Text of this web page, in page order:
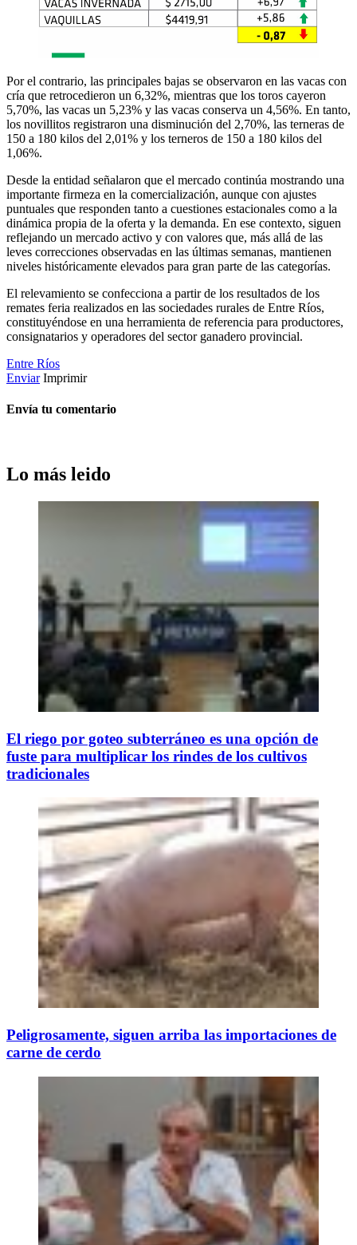
Por el contrario, las principales bajas se observaron en las vacas con
cría que retrocedieron un 6,32%, mientras que los toros cayeron
5,70%, las vacas un 5,23% y las vacas conserva un 4,56%. En tanto,
los novillitos registraron una disminución del 2,70%, las terneras de
150 a 180 kilos del 2,01% y los terneros de 150 a 180 kilos del
1,06%.
Desde la entidad señalaron que el mercado continúa mostrando una
importante firmeza en la comercialización, aunque con ajustes
puntuales que responden tanto a cuestiones estacionales como a la
dinámica propia de la oferta y la demanda. En ese contexto, siguen
reflejando un mercado activo y con valores que, más allá de las
leves correcciones observadas en las últimas semanas, mantienen
niveles históricamente elevados para gran parte de las categorías.
El relevamiento se confecciona a partir de los resultados de los
remates feria realizados en las sociedades rurales de Entre Ríos,
constituyéndose en una herramienta de referencia para productores,
consignatarios y operadores del sector ganadero provincial.
Entre Ríos
Enviar Imprimir
Envía tu comentario
Lo más leido
El riego por goteo subterráneo es una opción de
fuste para multiplicar los rindes de los cultivos
tradicionales
Peligrosamente, siguen arriba las importaciones de
carne de cerdo